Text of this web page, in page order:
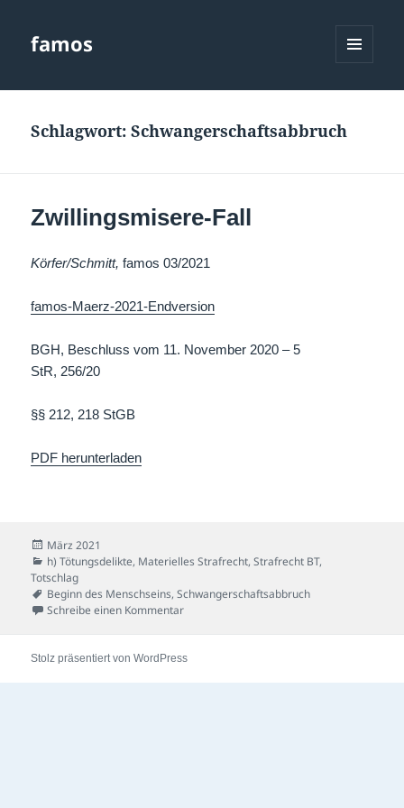
famos
Schlagwort:Schwangerschaftsabbruch
Zwillingsmisere-Fall
Körfer/Schmitt,famos 03/2021
famos-Maerz-2021-Endversion
BGH, Beschluss vom 11. November 2020 – 5
StR, 256/20
§§ 212, 218 StGB
PDF herunterladen
Veröffentlicht
am
März 2021
Kategorien
h) Tötungsdelikte, Materielles Strafrecht,Strafrecht BT,
Totschlag
Schlagwörter
Beginn des Menschseins,Schwangerschaftsabbruch
Schreibe einen Kommentarzu Zwillingsmisere-Fall
Stolz präsentiert von WordPress